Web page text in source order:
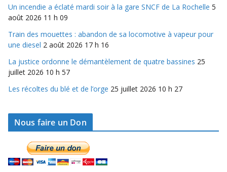
Un incendie a éclaté mardi soir à la gare SNCF de La Rochelle 5
août 2026 11 h 09
Train des mouettes : abandon de sa locomotive à vapeur pour
une diesel 2 août 2026 17 h 16
La justice ordonne le démantèlement de quatre bassines 25
juillet 2026 10 h 57
Les récoltes du blé et de l’orge 25 juillet 2026 10 h 27
Nous faire un Don